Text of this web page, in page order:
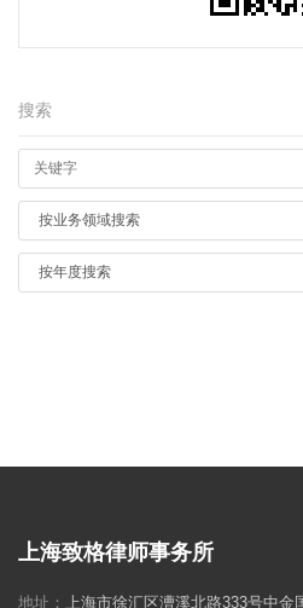
搜索
上海致格律师事务所
地址： 上海市徐汇区漕溪北路333号中